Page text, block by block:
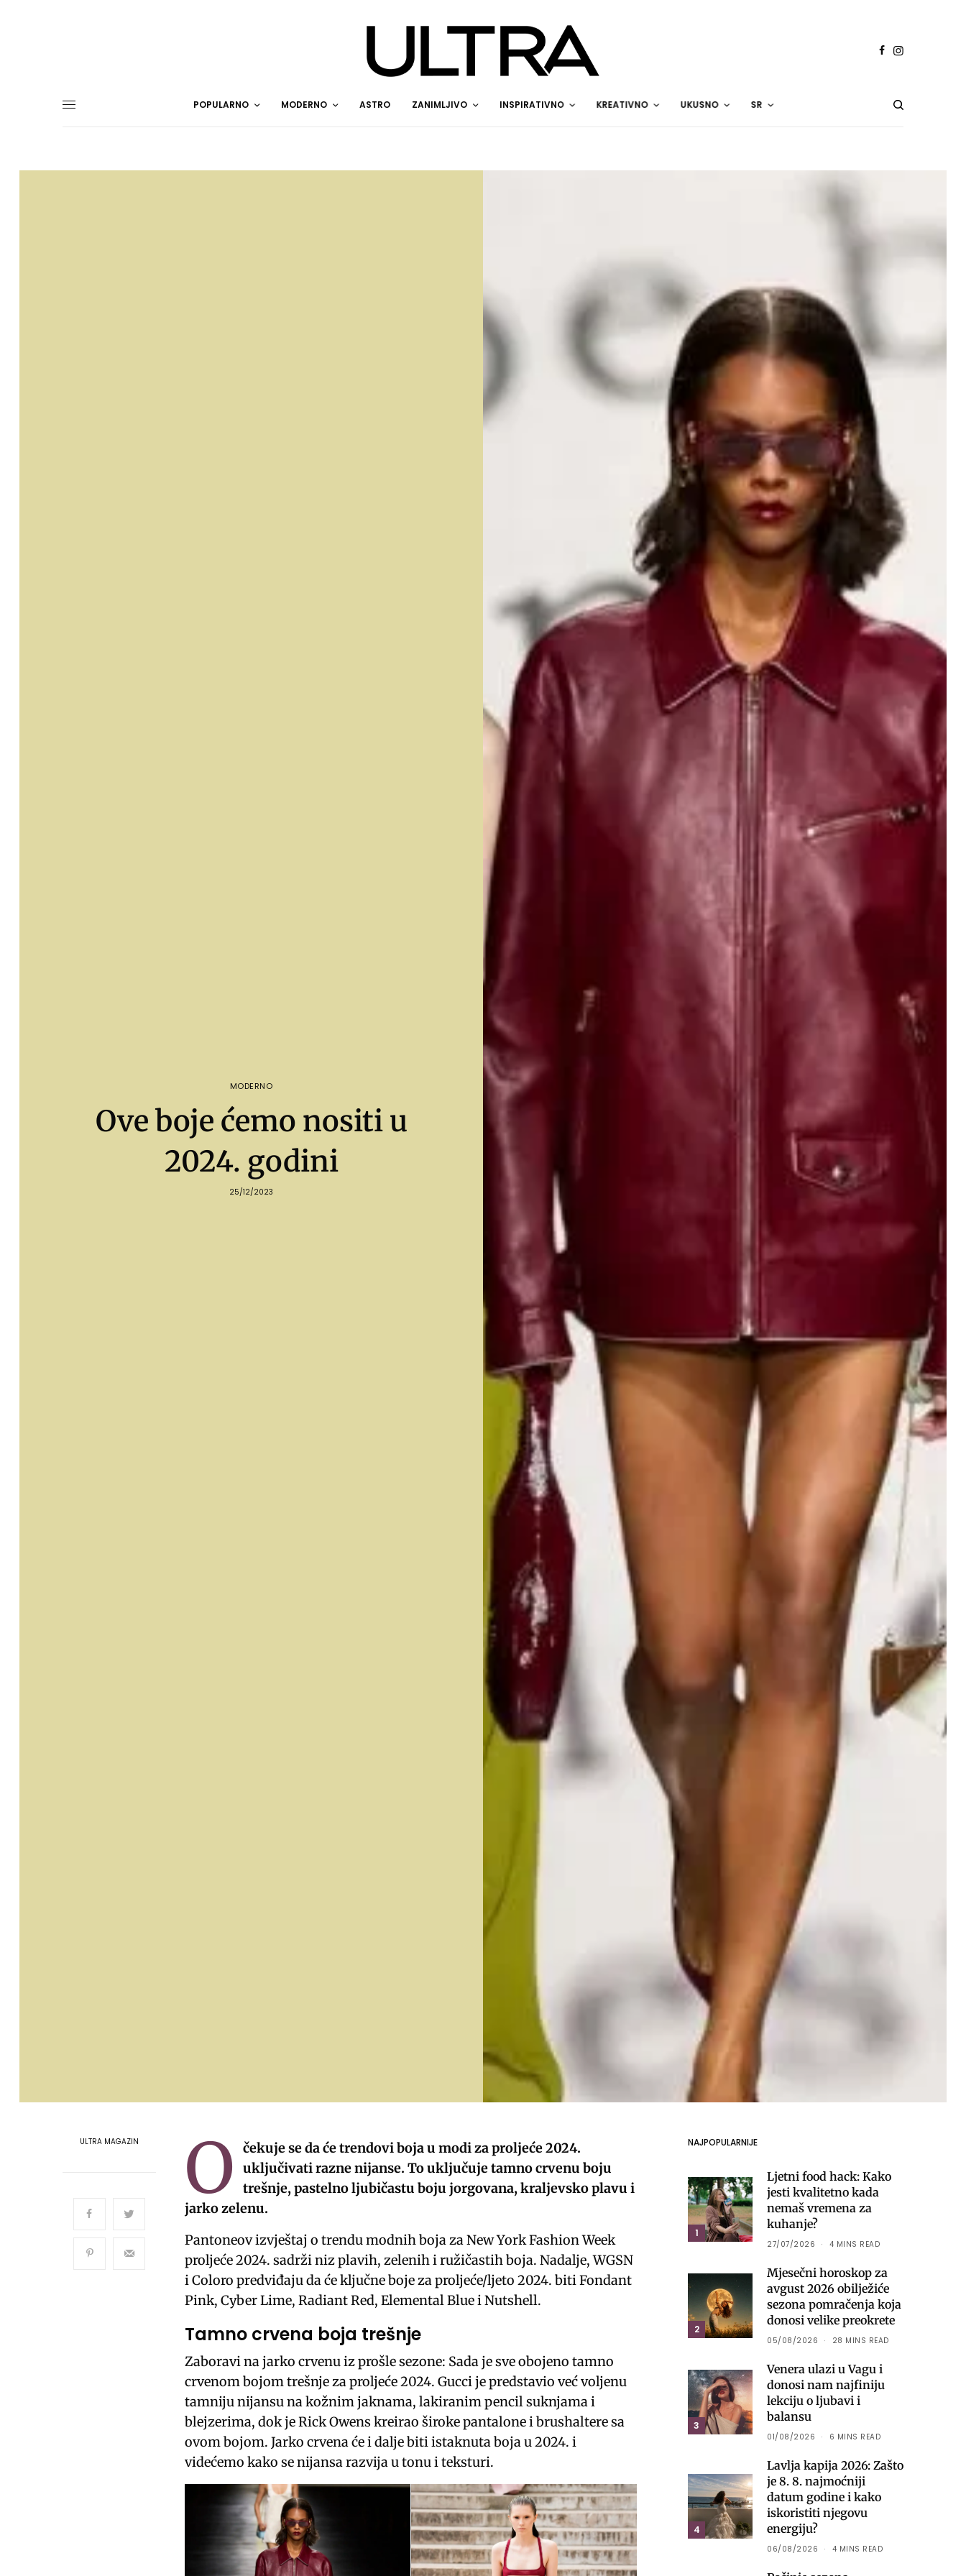
POPULARNO MODERNO ASTRO ZANIMLJIVO INSPIRATIVNO KREATIVNO UKUSNO SR
MODERNO
Ove boje ćemo nositi u
2024. godini
25/12/2023
ULTRA MAGAZIN O
čekuje se da će trendovi boja u modi za proljeće 2024.
uključivati ​​razne nijanse. To uključuje tamno crvenu boju
trešnje, pastelno ljubičastu boju jorgovana, kraljevsko plavu i
jarko zelenu.
Pantoneov izvještaj o trendu modnih boja za New York Fashion Week
proljeće 2024. sadrži niz plavih, zelenih i ružičastih boja. Nadalje, WGSN
i Coloro predviđaju da će ključne boje za proljeće/ljeto 2024. biti Fondant
Pink, Cyber ​​Lime, Radiant Red, Elemental Blue i Nutshell.
Tamno crvena boja trešnje
Zaboravi na jarko crvenu iz prošle sezone: Sada je sve obojeno tamno
crvenom bojom trešnje za proljeće 2024. Gucci je predstavio već voljenu
tamniju nijansu na kožnim jaknama, lakiranim pencil suknjama i
blejzerima, dok je Rick Owens kreirao široke pantalone i brushaltere sa
ovom bojom. Jarko crvena će i dalje biti istaknuta boja u 2024. i
videćemo kako se nijansa razvija u tonu i teksturi.
NAJPOPULARNIJE
1
Ljetni food hack: Kako
jesti kvalitetno kada
nemaš vremena za
kuhanje?
27/07/2026 4 MINS READ
2
Mjesečni horoskop za
avgust 2026 obilježiće
sezona pomračenja koja
donosi velike preokrete
05/08/2026 28 MINS READ
3
Venera ulazi u Vagu i
donosi nam najfiniju
lekciju o ljubavi i
balansu
01/08/2026 6 MINS READ
4
Lavlja kapija 2026: Zašto
je 8. 8. najmoćniji
datum godine i kako
iskoristiti njegovu
energiju?
06/08/2026 4 MINS READ